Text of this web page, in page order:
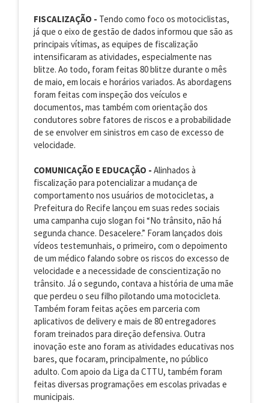
FISCALIZAÇÃO - Tendo como foco os motociclistas,
já que o eixo de gestão de dados informou que são as
principais vítimas, as equipes de fiscalização
intensificaram as atividades, especialmente nas
blitze. Ao todo, foram feitas 80 blitze durante o mês
de maio, em locais e horários variados. As abordagens
foram feitas com inspeção dos veículos e
documentos, mas também com orientação dos
condutores sobre fatores de riscos e a probabilidade
de se envolver em sinistros em caso de excesso de
velocidade.
COMUNICAÇÃO E EDUCAÇÃO - Alinhados à
fiscalização para potencializar a mudança de
comportamento nos usuários de motocicletas, a
Prefeitura do Recife lançou em suas redes sociais
uma campanha cujo slogan foi “No trânsito, não há
segunda chance. Desacelere.” Foram lançados dois
vídeos testemunhais, o primeiro, com o depoimento
de um médico falando sobre os riscos do excesso de
velocidade e a necessidade de conscientização no
trânsito. Já o segundo, contava a história de uma mãe
que perdeu o seu filho pilotando uma motocicleta.
Também foram feitas ações em parceria com
aplicativos de delivery e mais de 80 entregadores
foram treinados para direção defensiva. Outra
inovação este ano foram as atividades educativas nos
bares, que focaram, principalmente, no público
adulto. Com apoio da Liga da CTTU, também foram
feitas diversas programações em escolas privadas e
municipais.